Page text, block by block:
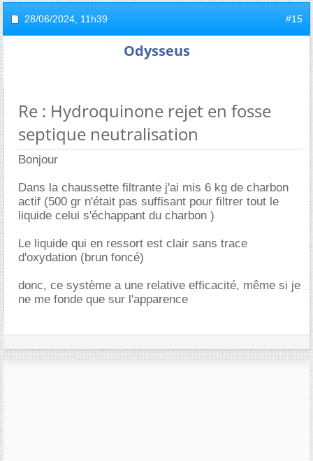
28/06/2024, 11h39 #15
Odysseus
Re : Hydroquinone rejet en fosse
septique neutralisation
Bonjour
Dans la chaussette filtrante j'ai mis 6 kg de charbon
actif (500 gr n'était pas suffisant pour filtrer tout le
liquide celui s'échappant du charbon )
Le liquide qui en ressort est clair sans trace
d'oxydation (brun foncé)
donc, ce système a une relative efficacité, même si je
ne me fonde que sur l'apparence